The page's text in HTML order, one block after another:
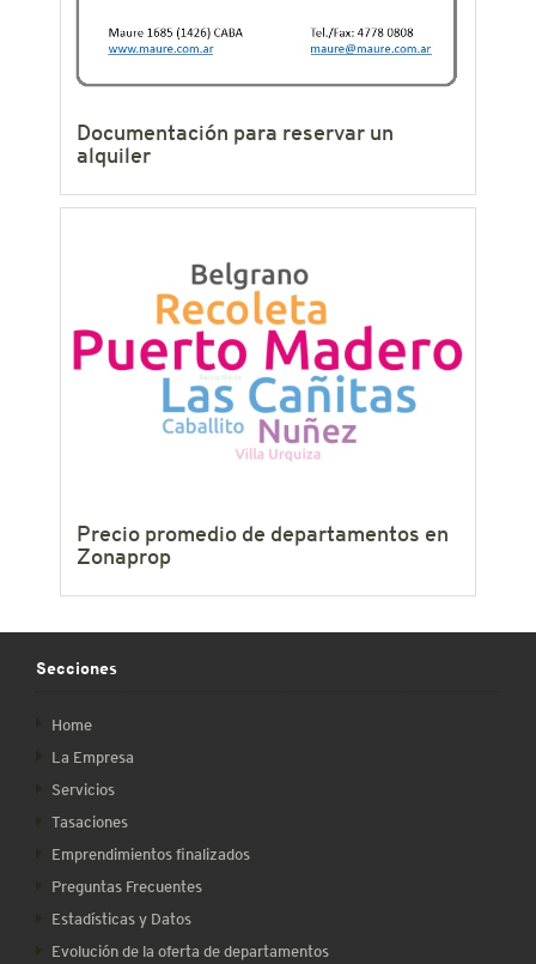
Documentación para reservar un
alquiler
Precio promedio de departamentos en
Zonaprop
Secciones
Home
La Empresa
Servicios
Tasaciones
Emprendimientos finalizados
Preguntas Frecuentes
Estadísticas y Datos
Evolución de la oferta de departamentos